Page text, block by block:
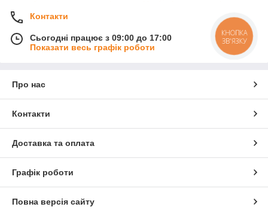
Контакти
Сьогодні працює з 09:00 до 17:00
Показати весь графік роботи
Про нас
Контакти
Доставка та оплата
Графік роботи
Повна версія сайту
КНОПКА
ЗВ'ЯЗКУ